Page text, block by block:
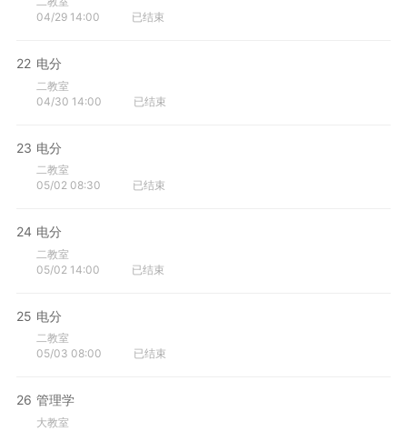
04/29 14:00
已结束
22 电分
二教室
04/30 14:00
已结束
23 电分
二教室
05/02 08:30
已结束
24 电分
二教室
05/02 14:00
已结束
25 电分
二教室
05/03 08:00
已结束
26 管理学
大教室